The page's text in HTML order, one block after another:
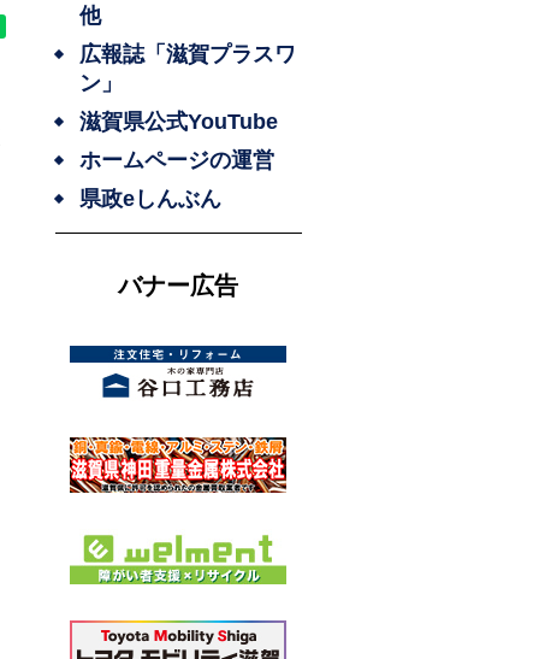
他
広報誌「滋賀プラスワ
ン」
滋賀県公式YouTube
ホームページの運営
県政eしんぶん
バナー広告